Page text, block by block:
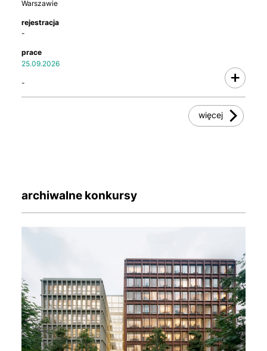
Warszawie
-
-
25.09.2026
więcej
archiwalne konkursy